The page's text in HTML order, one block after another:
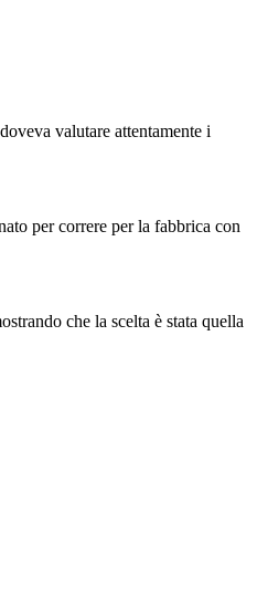
valutare attentamente i
per correre per la fabbrica con
che la scelta è stata quella